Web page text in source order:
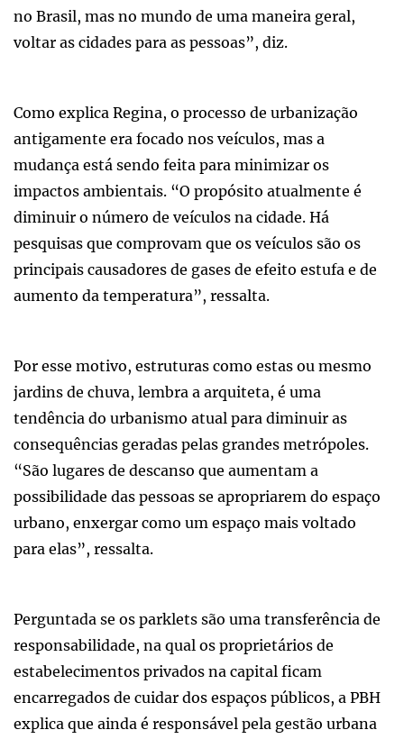
no Brasil, mas no mundo de uma maneira geral,
voltar as cidades para as pessoas”, diz.
Como explica Regina, o processo de urbanização
antigamente era focado nos veículos, mas a
mudança está sendo feita para minimizar os
impactos ambientais. “O propósito atualmente é
diminuir o número de veículos na cidade. Há
pesquisas que comprovam que os veículos são os
principais causadores de gases de efeito estufa e de
aumento da temperatura”, ressalta.
Por esse motivo, estruturas como estas ou mesmo
jardins de chuva, lembra a arquiteta, é uma
tendência do urbanismo atual para diminuir as
consequências geradas pelas grandes metrópoles.
“São lugares de descanso que aumentam a
possibilidade das pessoas se apropriarem do espaço
urbano, enxergar como um espaço mais voltado
para elas”, ressalta.
Perguntada se os parklets são uma transferência de
responsabilidade, na qual os proprietários de
estabelecimentos privados na capital ficam
encarregados de cuidar dos espaços públicos, a PBH
explica que ainda é responsável pela gestão urbana